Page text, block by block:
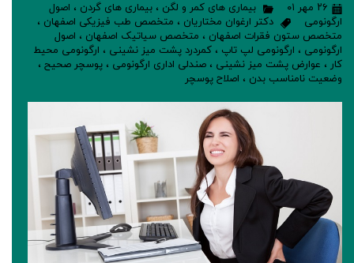
۲۶ مهر ۰۱ بیماری های کمر و لگن ، بیماری های گردن ، اصول
ارگونومی
دکتر ارغوان مختاریان ، متخصص طب فیزیکی اصفهان ،
متخصص ستون فقرات اصفهان ، متخصص سیاتیک اصفهان ، اصول
ارگونومی ، ارگونومی لپ تاپ ، کمردرد پشت میز نشینی ، ارگونومی محیط
کار ، عوارض پشت میز نشینی ، صندلی اداری ارگونومی ، پوسچر صحیح ،
وضعیت نامناسب بدن ، اصلاح پوسچر